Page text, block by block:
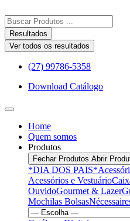
para
o
conteúdo
Pesquisar
...Resultados
Ver todos os resultados
(27) 99786-5358
Download Catálogo
Home
Quem somos
Produtos
Fechar Produtos Abrir
*DIA DOS PAIS*
Acessórios e Vestuário
OuvidoGourmet & Lazer
Mochilas Bolsas